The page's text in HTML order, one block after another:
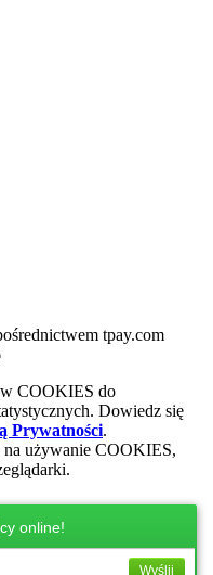
COOKIES do
. Dowiedz się
Prywatności.
na używanie COOKIES,
internetowe, które
urżadzenie, z którego
z urzadzeń z
online!
Wyślij